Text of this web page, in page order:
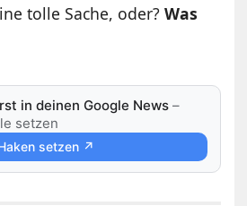
tolle Sache, oder?Was
in deinen Google News –
setzen
setzen ↗